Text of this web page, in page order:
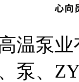
泵业
泵、